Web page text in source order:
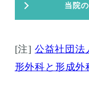
当院
[注] 公益社団法
形外科と形成外